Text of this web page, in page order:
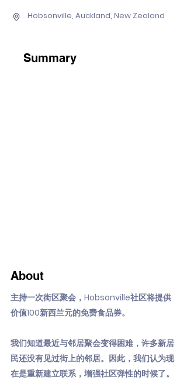
Hobsonville, Auckland, New Zealand
Summary
About
主持一次街区聚会，Hobsonville社区将提供
价值100新西兰元的免费食品券。
我们知道最近与邻居聚会变得困难，许多新居
民还没有见过街上的邻居。因此，我们认为现
在是重新建立联系，增强社区弹性的时候了。